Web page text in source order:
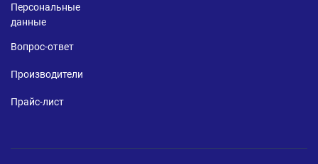
Персональные
данные
Вопрос-ответ
Производители
Прайс-лист